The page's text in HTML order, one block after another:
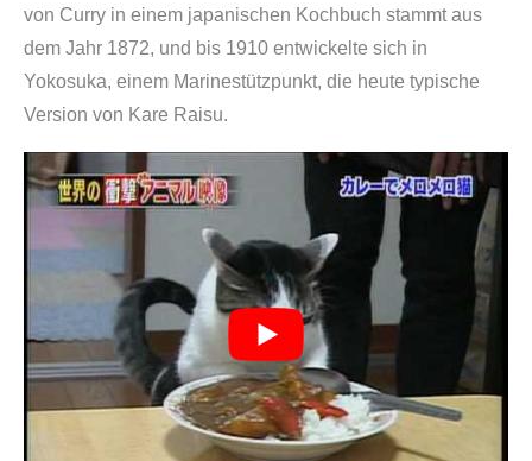
von Curry in einem japanischen Kochbuch stammt aus
dem Jahr 1872, und bis 1910 entwickelte sich in
Yokosuka, einem Marinestützpunkt, die heute typische
Version von Kare Raisu.